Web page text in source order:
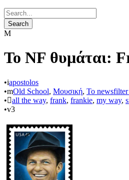
Το NF θυμάται:
• apostolos
•
Old School, Μουσική, Το newsfilter
•
all the way, frank, frankie, my way,
• 3